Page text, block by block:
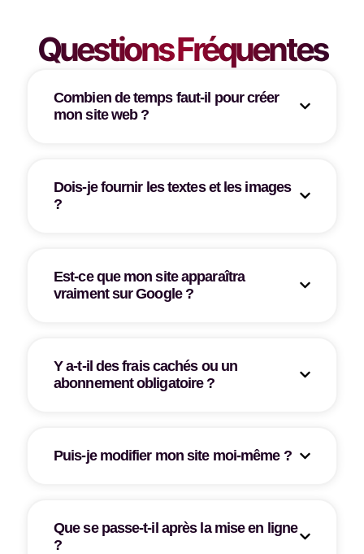
Questions Fréquentes
Combien de temps faut-il pour créer
mon site web ?
Dois-je fournir les textes et les images
?
Est-ce que mon site apparaîtra
vraiment sur Google ?
Y a-t-il des frais cachés ou un
abonnement obligatoire ?
Puis-je modifier mon site moi-même ?
Que se passe-t-il après la mise en ligne
?